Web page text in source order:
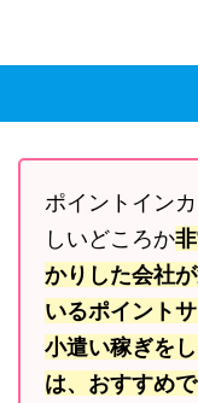
ポイントイン
しいどころか
かりした会社
いるポイント
小遣い稼ぎを
は、おすすめ